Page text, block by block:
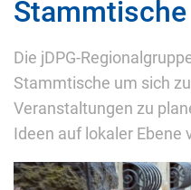
Stammtische
Die jDPG-
Stammtische um sich
Veranstaltungen zu
Ideen auf lokaler Ebene